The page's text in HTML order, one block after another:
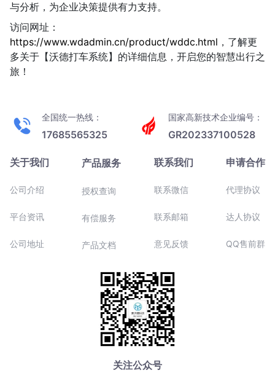
与分析，为企业决策提供有力支持。
访问网址：
https://www.wdadmin.cn/product/wddc.html ，了解更
多关于【沃德打车系统】的详细信息，开启您的智慧出行之
旅！
全国统一热线：
17685565325
国家高新技术企业编号：
GR202337100528
关于我们
公司介绍
平台资讯
公司地址
产品服务
授权查询
有偿服务
产品文档
联系我们
联系微信
联系邮箱
意见反馈
申请合作
代理协议
达人协议
QQ售前群
关注公众号